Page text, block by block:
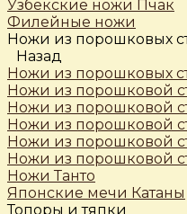
Узбекские ножи Пчак
Филейные ножи
Ножи из порошковых
Назад
Ножи из порошковых
Ножи из порошковой
Ножи из порошковой
Ножи из порошковой
Ножи из порошковой
Ножи из порошковой
Ножи Танто
Японские мечи Катаны
Топоры и тяпки